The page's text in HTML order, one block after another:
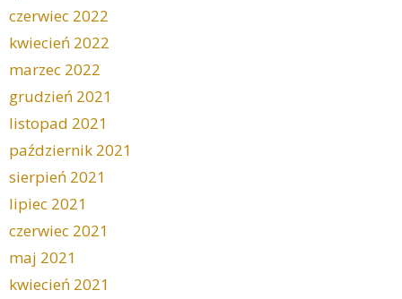
czerwiec 2022
kwiecień 2022
marzec 2022
grudzień 2021
listopad 2021
październik 2021
sierpień 2021
lipiec 2021
czerwiec 2021
maj 2021
kwiecień 2021